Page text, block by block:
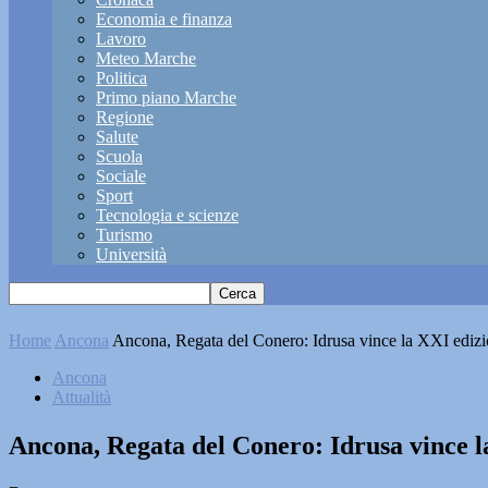
Economia e finanza
Lavoro
Meteo Marche
Politica
Primo piano Marche
Regione
Salute
Scuola
Sociale
Sport
Tecnologia e scienze
Turismo
Università
Home Ancona Ancona, Regata del Conero: Idrusa vince la XXI
Ancona
Attualità
Ancona, Regata del Conero: Idrusa vince